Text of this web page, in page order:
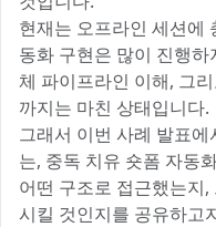
현재는 오프라인 세션에
동화 구현은 많이 진행
체 파이프라인 이해, 그
까지는 마친 상태입니다.
그래서 이번 사례 발표에
는, 중독 치유 숏폼 자동
어떤 구조로 접근했는지
시킬 것인지를 공유하고